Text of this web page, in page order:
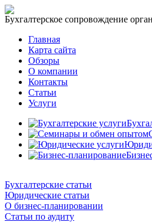
Бухгалтерское сопровождение
Главная
Карта сайта
Обзоры
О компании
Контакты
Статьи
Услуги
Бухгалтерские статьи
Юридические статьи
О бизнес-планировании
Статьи по аудиту